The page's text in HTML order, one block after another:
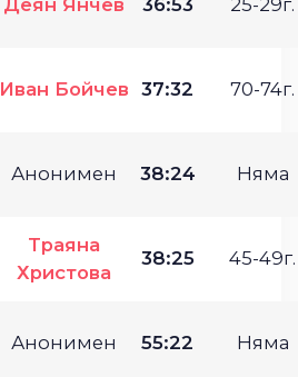
Иван Бойчев 37:32 70-74г.
Анонимен 38:24 Няма
Траяна
Христова
38:25 45-49г.
Анонимен 55:22 Няма